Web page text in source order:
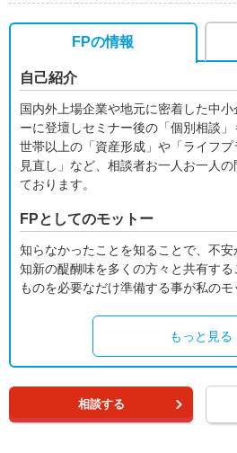
FPの情報
自己紹介
国内外上場企業や地元に密着した中
ーに登壇しセミナー後の「個別相談
世帯以上の「資産形成」や「ライフ
見直し」など、相談者お一人お一人
ております。
FPとしてのモットー
知らなかったことを知ることで、不安
知新の醍醐味を多くの方々と共有す
ものを必要なだけ準備する事が私のモ
もっと見る
相談する